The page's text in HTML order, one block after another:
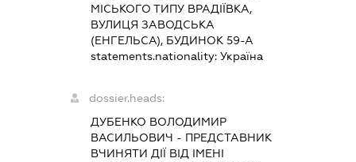
МІСЬКОГО ТИПУ ВРАДІЇВКА,
ВУЛИЦЯ ЗАВОДСЬКА
(ЕНГЕЛЬСА), БУДИНОК 59-А
statements.nationality:Україна
dossier.heads:
ДУБЕНКО ВОЛОДИМИР
ВАСИЛЬОВИЧ - ПРЕДСТАВНИК
ВЧИНЯТИ ДІЇ ВІД ІМЕНІ